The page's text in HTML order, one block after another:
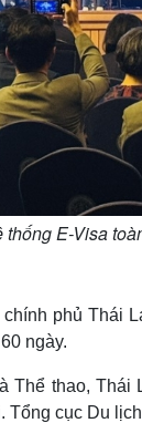
thống E-Visa
chính phủ Thái
ngày.
Thể thao, Thái
Tổng cục Du